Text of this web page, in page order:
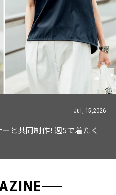
Jul, 15,2026
ーと共同制作! 週5で着たく